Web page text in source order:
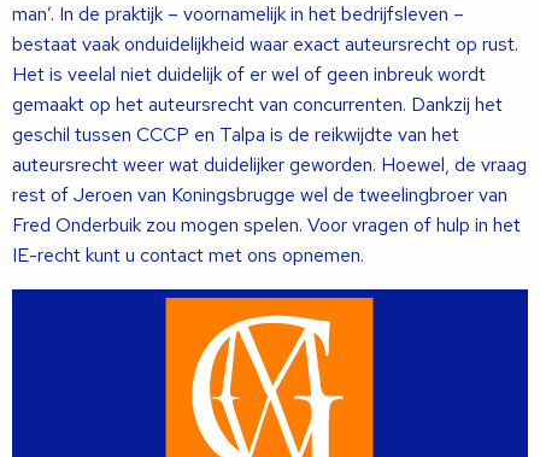
man’. In de praktijk – voornamelijk in het bedrijfsleven –
bestaat vaak onduidelijkheid waar exact auteursrecht op rust.
Het is veelal niet duidelijk of er wel of geen inbreuk wordt
gemaakt op het auteursrecht van concurrenten. Dankzij het
geschil tussen CCCP en Talpa is de reikwijdte van het
auteursrecht weer wat duidelijker geworden. Hoewel, de vraag
rest of Jeroen van Koningsbrugge wel de tweelingbroer van
Fred Onderbuik zou mogen spelen. Voor vragen of hulp in het
IE-recht kunt u contact met ons opnemen.